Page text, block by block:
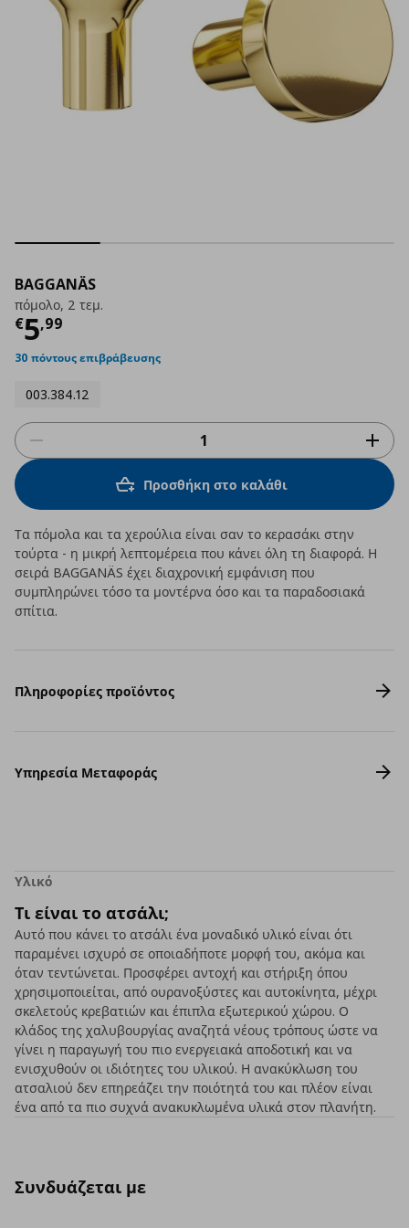
BAGGANÄS
πόμολο, 2 τεμ.
€5,99
Τρέχουσα τιμή
30 πόντους επιβράβευσης
003.384.12
Προσθήκη στο καλάθι
Τα πόμολα και τα χερούλια είναι σαν το κερασάκι στην
τούρτα - η μικρή λεπτομέρεια που κάνει όλη τη διαφορά. Η
σειρά BAGGANÄS έχει διαχρονική εμφάνιση που
συμπληρώνει τόσο τα μοντέρνα όσο και τα παραδοσιακά
σπίτια.
Πληροφορίες προϊόντος
Υπηρεσία Μεταφοράς
Υλικό
Τι είναι το ατσάλι;
Αυτό που κάνει το ατσάλι ένα μοναδικό υλικό είναι ότι
παραμένει ισχυρό σε οποιαδήποτε μορφή του, ακόμα και
όταν τεντώνεται. Προσφέρει αντοχή και στήριξη όπου
χρησιμοποιείται, από ουρανοξύστες και αυτοκίνητα, μέχρι
σκελετούς κρεβατιών και έπιπλα εξωτερικού χώρου. Ο
κλάδος της χαλυβουργίας αναζητά νέους τρόπους ώστε να
γίνει η παραγωγή του πιο ενεργειακά αποδοτική και να
ενισχυθούν οι ιδιότητες του υλικού. Η ανακύκλωση του
ατσαλιού δεν επηρεάζει την ποιότητά του και πλέον είναι
ένα από τα πιο συχνά ανακυκλωμένα υλικά στον πλανήτη.
Συνδυάζεται με